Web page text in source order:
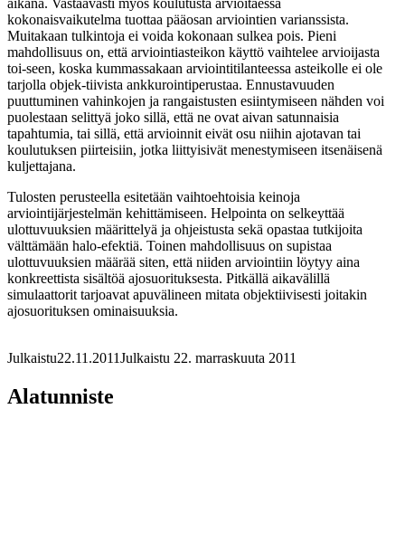
kokonaisvaikutelma tuottaa pääosan arviointien varianssista.
Muitakaan tulkintoja ei voida kokonaan sulkea pois. Pieni
mahdollisuus on, että arviointiasteikon käyttö vaihtelee arvioijasta
toi-seen, koska kummassakaan arviointitilanteessa asteikolle ei ole
tarjolla objek-tiivista ankkurointiperustaa. Ennustavuuden
puuttuminen vahinkojen ja rangaistusten esiintymiseen nähden voi
puolestaan selittyä joko sillä, että ne ovat aivan satunnaisia
tapahtumia, tai sillä, että arvioinnit eivät osu niihin ajotavan tai
koulutuksen piirteisiin, jotka liittyisivät menestymiseen itsenäisenä
kuljettajana.
Tulosten perusteella esitetään vaihtoehtoisia keinoja
arviointijärjestelmän kehittämiseen. Helpointa on selkeyttää
ulottuvuuksien määrittelyä ja ohjeistusta sekä opastaa tutkijoita
välttämään halo-efektiä. Toinen mahdollisuus on supistaa
ulottuvuuksien määrää siten, että niiden arviointiin löytyy aina
konkreettista sisältöä ajosuorituksesta. Pitkällä aikavälillä
simulaattorit tarjoavat apuvälineen mitata objektiivisesti joitakin
ajosuorituksen ominaisuuksia.
Julkaistu22.11.2011Julkaistu 22. marraskuuta 2011
Alatunniste